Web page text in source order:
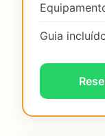
Guia